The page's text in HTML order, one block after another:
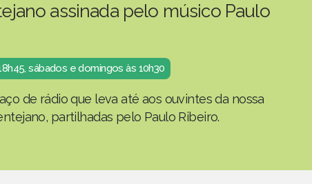
assinada pelo músico Paulo
sábados e domingos às 10h30
de rádio que leva até aos ouvintes da nossa
partilhadas pelo Paulo Ribeiro.